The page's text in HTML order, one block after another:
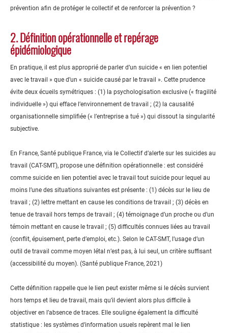
prévention afin de protéger le collectif et de renforcer la prévention ?
2. Définition opérationnelle et repérage
épidémiologique
En pratique, il est plus approprié de parler d’un suicide « en lien potentiel
avec le travail » que d’un « suicide causé par le travail ». Cette prudence
évite deux écueils symétriques : (1) la psychologisation exclusive (« fragilité
individuelle ») qui efface l’environnement de travail ; (2) la causalité
organisationnelle simplifiée (« l’entreprise a tué ») qui dissout la singularité
subjective.
En France, Santé publique France, via le Collectif d’alerte sur les suicides au
travail (CAT-SMT), propose une définition opérationnelle : est considéré
comme suicide en lien potentiel avec le travail tout suicide pour lequel au
moins l’une des situations suivantes est présente : (1) décès sur le lieu de
travail ; (2) lettre mettant en cause les conditions de travail ; (3) décès en
tenue de travail hors temps de travail ; (4) témoignage d’un proche ou d’un
témoin mettant en cause le travail ; (5) difficultés connues liées au travail
(conflit, épuisement, perte d’emploi, etc.). Selon le CAT-SMT, l’usage d’un
outil de travail comme moyen létal n’est pas, à lui seul, un critère suffisant
(accessibilité du moyen). (Santé publique France, 2021)
Cette définition rappelle que le lien peut exister même si le décès survient
hors temps et lieu de travail, mais qu’il devient alors plus difficile à
objectiver en l’absence de traces. Elle souligne également la difficulté
statistique : les systèmes d’information usuels repèrent mal le lien